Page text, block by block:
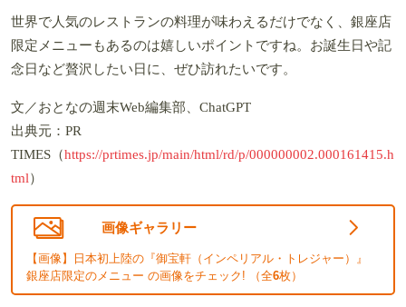
世界で人気のレストランの料理が味わえるだけでなく、銀座店
限定メニューもあるのは嬉しいポイントですね。お誕生日や記
念日など贅沢したい日に、ぜひ訪れたいです。
文／おとなの週末Web編集部、ChatGPT
出典元：PR
TIMES（https://prtimes.jp/main/html/rd/p/000000002.000161415.h
tml）
画像ギャラリー
【画像】日本初上陸の『御宝軒（インペリアル・トレジャー）』
銀座店限定のメニュー の画像をチェック! （全6枚）